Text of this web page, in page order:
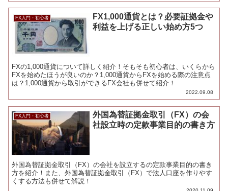
FX入門・初心者
FX1,000通貨とは？必要証拠金や
利益を上げる正しい始め方5つ
FXの1,000通貨について詳しく紹介！そもそも初心者は、いくらから
FXを始めたほうが良いのか？1,000通貨からFXを始める際の注意点
は？1,000通貨から取引ができるFX会社も併せて紹介！
2022.09.08
FX入門・初心者
外国為替証拠金取引（FX）の会
社設立時の定款事業目的の書き方
外国為替証拠金取引（FX）の会社を設立するの定款事業目的の書き
方を紹介！また、外国為替証拠金取引（FX）で法人口座を作りやす
くする方法も併せて解説！